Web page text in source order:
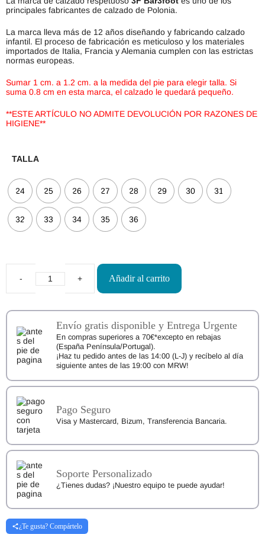
principales fabricantes de calzado de Polonia.
La marca lleva más de 12 años diseñando y fabricando calzado
infantil. El proceso de fabricación es meticuloso y los materiales
importados de Italia, Francia y Alemania cumplen con las estrictas
normas europeas.
Sumar 1 cm. a 1.2 cm. a la medida del pie para elegir talla. Si
suma 0.8 cm en esta marca, el calzado le quedará pequeño.
**ESTE ARTÍCULO NO ADMITE DEVOLUCIÓN POR RAZONES DE
HIGIENE**
TALLA
24 25 26 27 28 29 30 31
32 33 34 35 36
Plantillas
Respetuosas
Barefoot
cantidad
Añadir al carrito
Envío gratis disponible y Entrega Urgente
En compras superiores a 70€*excepto en rebajas
(España Península/Portugal).
¡Haz tu pedido antes de las 14:00 (L-J) y recíbelo al día
siguiente antes de las 19:00 con MRW!
Pago Seguro
Visa y Mastercard, Bizum, Transferencia Bancaria.
Soporte Personalizado
¿Tienes dudas? ¡Nuestro equipo te puede ayudar!
¿Te gusta? Compártelo